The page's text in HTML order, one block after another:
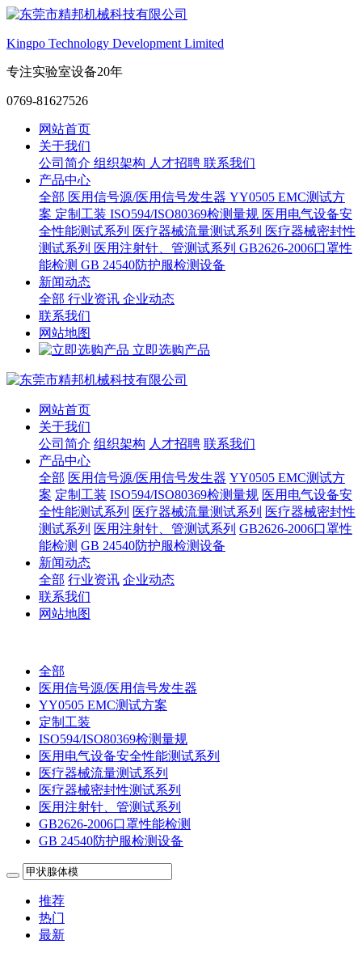
Kingpo Technology Development Limited
专注实验室设备20年
0769-81627526
网站首页
关于我们
公司简介 组织架构 人才招聘 联系我们
产品中心
全部 医用信号源/医用信号发生器 YY0505 EMC测试方
案 定制工装 ISO594/ISO80369检测量规 医用电气设备安
全性能测试系列 医疗器械流量测试系列 医疗器械密封性
测试系列 医用注射针、管测试系列 GB2626-2006口罩性
能检测 GB 24540防护服检测设备
新闻动态
全部 行业资讯 企业动态
联系我们
网站地图
立即选购产品
网站首页
关于我们
公司简介 组织架构 人才招聘 联系我们
产品中心
全部 医用信号源/医用信号发生器 YY0505 EMC测试方
案 定制工装 ISO594/ISO80369检测量规 医用电气设备安
全性能测试系列 医疗器械流量测试系列 医疗器械密封性
测试系列 医用注射针、管测试系列 GB2626-2006口罩性
能检测 GB 24540防护服检测设备
新闻动态
全部 行业资讯 企业动态
联系我们
网站地图
全部
医用信号源/医用信号发生器
YY0505 EMC测试方案
定制工装
ISO594/ISO80369检测量规
医用电气设备安全性能测试系列
医疗器械流量测试系列
医疗器械密封性测试系列
医用注射针、管测试系列
GB2626-2006口罩性能检测
GB 24540防护服检测设备
推荐
热门
最新